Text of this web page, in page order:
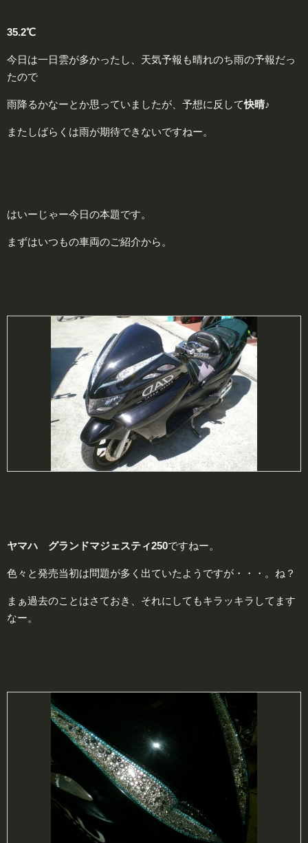
35.2℃
今日は一日雲が多かったし、天気予報も晴れのち雨の予報だっ
たので
雨降るかなーとか思っていましたが、予想に反して快晴♪
またしばらくは雨が期待できないですねー。
はいーじゃー今日の本題です。
まずはいつもの車両のご紹介から。
ヤマハ グランドマジェスティ250ですねー。
色々と発売当初は問題が多く出ていたようですが・・・。ね？
まぁ過去のことはさておき、それにしてもキラッキラしてます
なー。